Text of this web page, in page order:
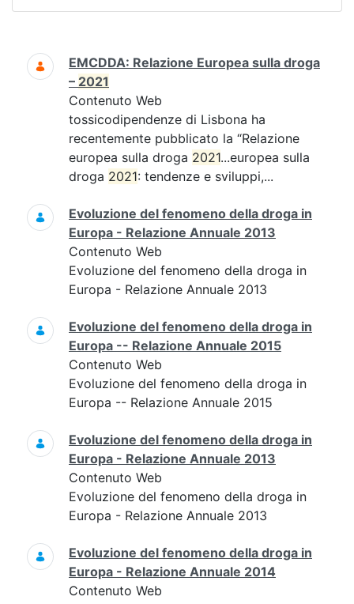
Ricerca
EMCDDA: Relazione Europea sulla droga
– 2021
Contenuto Web
tossicodipendenze di Lisbona ha
recentemente pubblicato la “Relazione
europea sulla droga 2021...europea sulla
droga 2021: tendenze e sviluppi,...
Evoluzione del fenomeno della droga in
Europa - Relazione Annuale 2013
Contenuto Web
Evoluzione del fenomeno della droga in
Europa - Relazione Annuale 2013
Evoluzione del fenomeno della droga in
Europa -- Relazione Annuale 2015
Contenuto Web
Evoluzione del fenomeno della droga in
Europa -- Relazione Annuale 2015
Evoluzione del fenomeno della droga in
Europa - Relazione Annuale 2013
Contenuto Web
Evoluzione del fenomeno della droga in
Europa - Relazione Annuale 2013
Evoluzione del fenomeno della droga in
Europa - Relazione Annuale 2014
Contenuto Web